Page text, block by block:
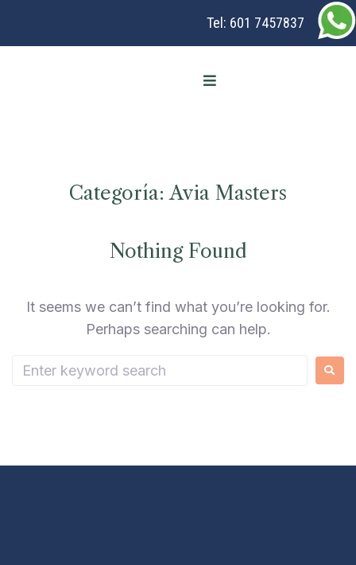
Tel: 601 7457837
Categoría:Avia Masters
Nothing Found
It seems we can’t find what you’re looking for.
Perhaps searching can help.